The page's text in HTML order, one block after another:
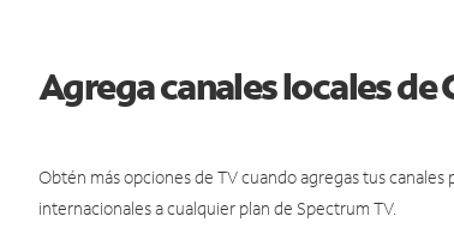
Agrega canales locales
Obtén más opciones de TV cuando agregas tus
internacionales a cualquier plan de Spectrum TV.